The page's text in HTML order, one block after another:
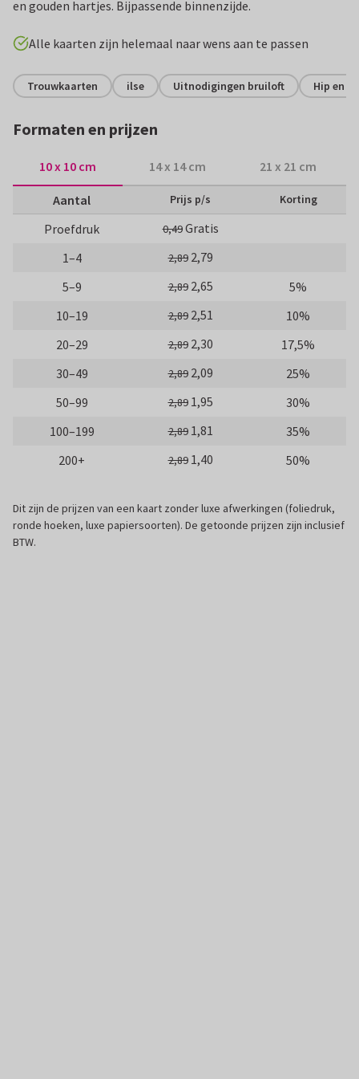
en gouden hartjes. Bijpassende binnenzijde.
Alle kaarten zijn helemaal naar wens aan te passen
Trouwkaarten ilse Uitnodigingen bruiloft Hip en
Formaten en prijzen
10 x 10 cm 14 x 14 cm 21 x 21 cm
Aantal Prijs p/s Korting
Proefdruk 0,49Gratis
1–4
2,89 2,79
5–9
2,89 2,65
5%
10–19
2,89 2,51
10%
20–29
2,89 2,30
17,5%
30–49
2,89 2,09
25%
50–99
2,89 1,95
30%
100–199
2,89 1,81
35%
200+
2,89 1,40 50%
Dit zijn de prijzen van een kaart zonder luxe afwerkingen (foliedruk,
ronde hoeken, luxe papiersoorten). De getoonde prijzen zijn inclusief
BTW.